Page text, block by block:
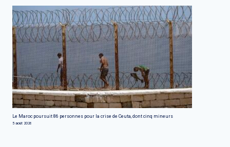
Le Maroc poursuit 86 personnes pour la crise de Ceuta, dont cinq mineurs
5 août 2026